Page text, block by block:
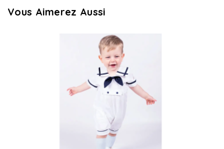
Vous Aimerez Aussi